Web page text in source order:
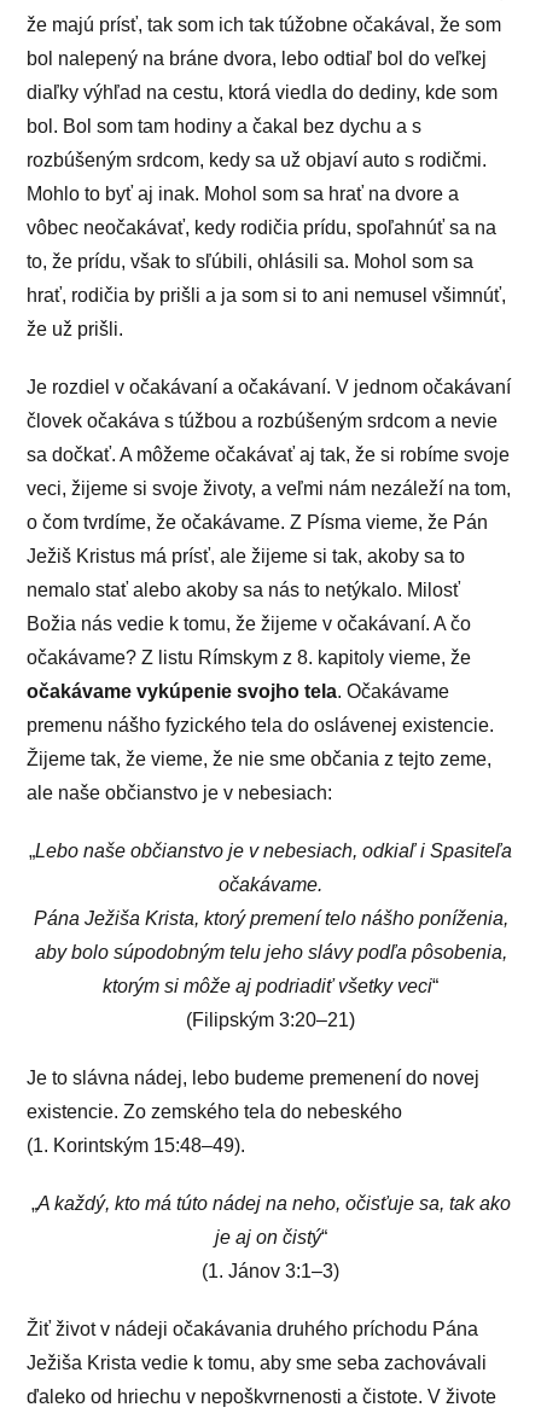
že majú prísť, tak som ich tak túžobne očakával, že som
bol nalepený na bráne dvora, lebo odtiaľ bol do veľkej
diaľky výhľad na cestu, ktorá viedla do dediny, kde som
bol. Bol som tam hodiny a čakal bez dychu a s
rozbúšeným srdcom, kedy sa už objaví auto s rodičmi.
Mohlo to byť aj inak. Mohol som sa hrať na dvore a
vôbec neočakávať, kedy rodičia prídu, spoľahnúť sa na
to, že prídu, však to sľúbili, ohlásili sa. Mohol som sa
hrať, rodičia by prišli a ja som si to ani nemusel všimnúť,
že už prišli.
Je rozdiel v očakávaní a očakávaní. V jednom očakávaní
človek očakáva s túžbou a rozbúšeným srdcom a nevie
sa dočkať. A môžeme očakávať aj tak, že si robíme svoje
veci, žijeme si svoje životy, a veľmi nám nezáleží na tom,
o čom tvrdíme, že očakávame. Z Písma vieme, že Pán
Ježiš Kristus má prísť, ale žijeme si tak, akoby sa to
nemalo stať alebo akoby sa nás to netýkalo. Milosť
Božia nás vedie k tomu, že žijeme v očakávaní. A čo
očakávame? Z listu Rímskym z 8. kapitoly vieme, že
očakávame vykúpenie svojho tela. Očakávame
premenu nášho fyzického tela do oslávenej existencie.
Žijeme tak, že vieme, že nie sme občania z tejto zeme,
ale naše občianstvo je v nebesiach:
„Lebo naše občianstvo je v nebesiach, odkiaľ i Spasiteľa
očakávame.
Pána Ježiša Krista, ktorý premení telo nášho poníženia,
aby bolo súpodobným telu jeho slávy podľa pôsobenia,
ktorým si môže aj podriadiť všetky veci“
(Filipským 3:20–21)
Je to slávna nádej, lebo budeme premenení do novej
existencie. Zo zemského tela do nebeského
(1. Korintským 15:48–49).
„A každý, kto má túto nádej na neho, očisťuje sa, tak ako
je aj on čistý“
(1. Jánov 3:1–3)
Žiť život v nádeji očakávania druhého príchodu Pána
Ježiša Krista vedie k tomu, aby sme seba zachovávali
ďaleko od hriechu v nepoškvrnenosti a čistote. V živote